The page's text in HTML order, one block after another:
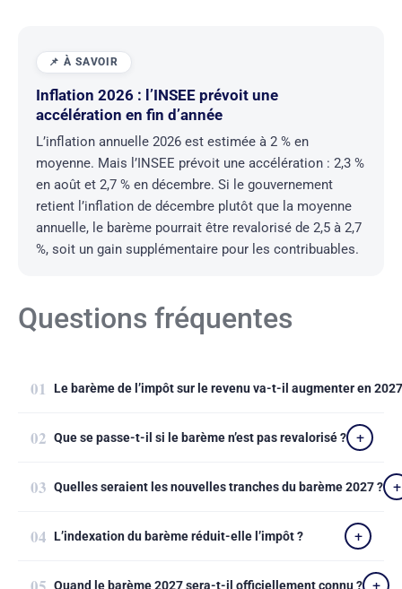
Inflation 2026 : l’INSEE prévoit une
accélération en fin d’année
L’inflation annuelle 2026 est estimée à 2 % en
moyenne. Mais l’INSEE prévoit une accélération : 2,3 %
en août et 2,7 % en décembre. Si le gouvernement
retient l’inflation de décembre plutôt que la moyenne
annuelle, le barème pourrait être revalorisé de 2,5 à 2,7
%, soit un gain supplémentaire pour les contribuables.
Questions fréquentes
Le barème de l’impôt sur le revenu va-t-il augmenter en
Que se passe-t-il si le barème n’est pas revalorisé ?
Quelles seraient les nouvelles tranches du barème 2027 ?
L’indexation du barème réduit-elle l’impôt ?
Quand le barème 2027 sera-t-il officiellement connu ?